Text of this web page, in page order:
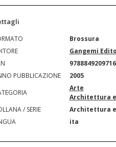
Brossura
Gangemi
9788849209716
PUBBLICAZIONE
2005
Arte
Architettura
/ SERIE
Architettura
ita